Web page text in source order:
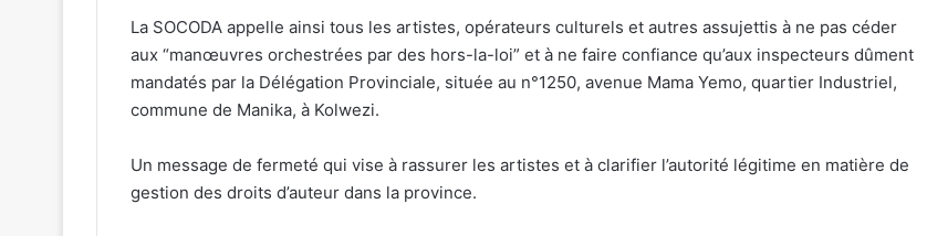
La SOCODA appelle ainsi tous les artistes, opérateurs culturels et autres assujettis à ne pas céder
aux “manœuvres orchestrées par des hors-la-loi” et à ne faire confiance qu’aux inspecteurs dûment
mandatés par la Délégation Provinciale, située au n°1250, avenue Mama Yemo, quartier Industriel,
commune de Manika, à Kolwezi.
Un message de fermeté qui vise à rassurer les artistes et à clarifier l’autorité légitime en matière de
gestion des droits d’auteur dans la province.